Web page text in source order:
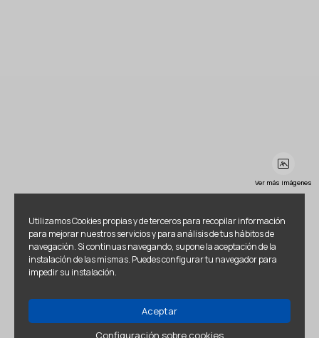
Utilizamos Cookies propias y de terceros para recopilar información
para mejorar nuestros servicios y para análisis de tus hábitos de
navegación. Si continuas navegando, supone la aceptación de la
instalación de las mismas. Puedes configurar tu navegador para
impedir su instalación.
Aceptar
Configuración sobre cookies
Ver más imágenes